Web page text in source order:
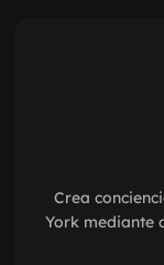
Crea
York mediante